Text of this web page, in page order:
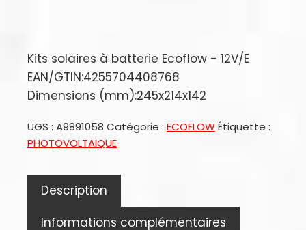
Kits solaires à batterie Ecoflow - 12V/E
EAN/GTIN:4255704408768
Dimensions (mm):245x214x142
UGS : A9891058 Catégorie : ECOFLOWÉtiquette :
PHOTOVOLTAIQUE
Description
Informations complémentaires